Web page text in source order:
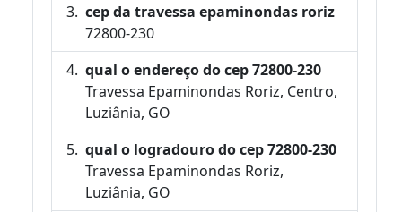
cep da travessa epaminondas roriz
72800-230
qual o endereço do cep 72800-230
Travessa Epaminondas Roriz, Centro,
Luziânia, GO
qual o logradouro do cep 72800-230
Travessa Epaminondas Roriz,
Luziânia, GO